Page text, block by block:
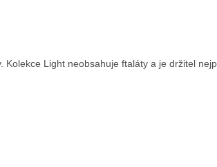
Light neobsahuje ftaláty a je držitel